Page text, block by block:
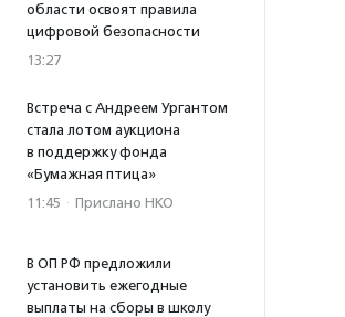
области освоят правила
цифровой безопасности
13:27
Встреча с Андреем Ургантом
стала лотом аукциона
в поддержку фонда
«Бумажная птица»
11:45 · Прислано НКО
В ОП РФ предложили
установить ежегодные
выплаты на сборы в школу